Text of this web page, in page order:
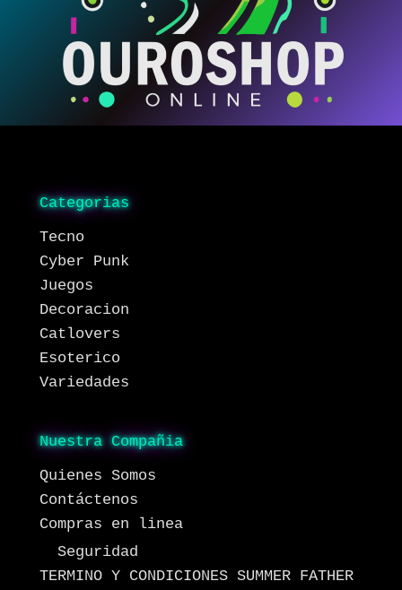
Categorias
Tecno
Cyber Punk
Juegos
Decoracion
Catlovers
Esoterico
Variedades
Nuestra Compañia
Quienes Somos
Contáctenos
Compras en linea
Seguridad
TERMINO Y CONDICIONES SUMMER FATHER